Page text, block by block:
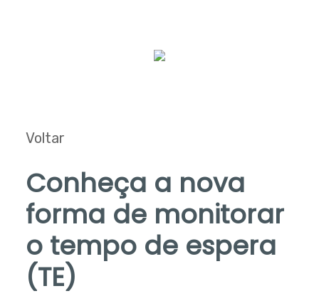
Voltar
Conheça a nova
forma de monitorar
o tempo de espera
(TE)